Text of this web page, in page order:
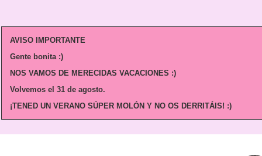
AVISO IMPORTANTE
Gente bonita :)
NOS VAMOS DE MERECIDAS VACACIONES :)
Volvemos el 31 de agosto.
¡TENED UN VERANO SÚPER MOLÓN Y NO OS DERRITÁIS! :)